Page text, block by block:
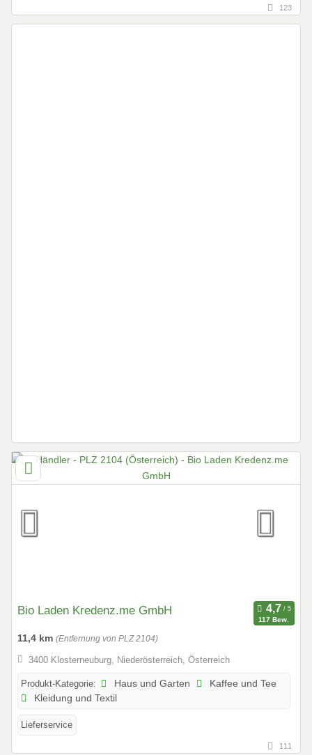
123
Bio Laden Kredenz.me GmbH
117 Bew.
11,4 km (Entfernung von PLZ 2104)
3400 Klosterneuburg, Niederösterreich, Österreich
Produkt-Kategorie: Haus und Garten
Kaffee und Tee
Kleidung und Textil
Lieferservice
111